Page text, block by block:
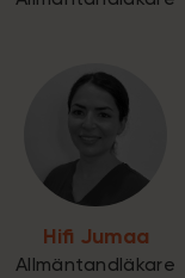
Hifi Jumaa
Allmäntandläkare